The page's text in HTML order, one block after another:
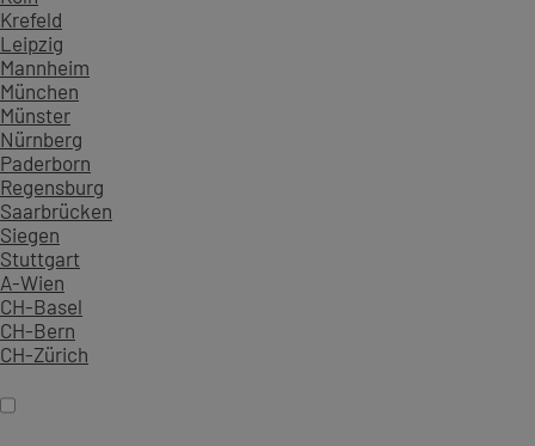
Krefeld
Leipzig
Mannheim
München
Münster
Nürnberg
Paderborn
Regensburg
Saarbrücken
Siegen
Stuttgart
A-Wien
CH-Basel
CH-Bern
CH-Zürich